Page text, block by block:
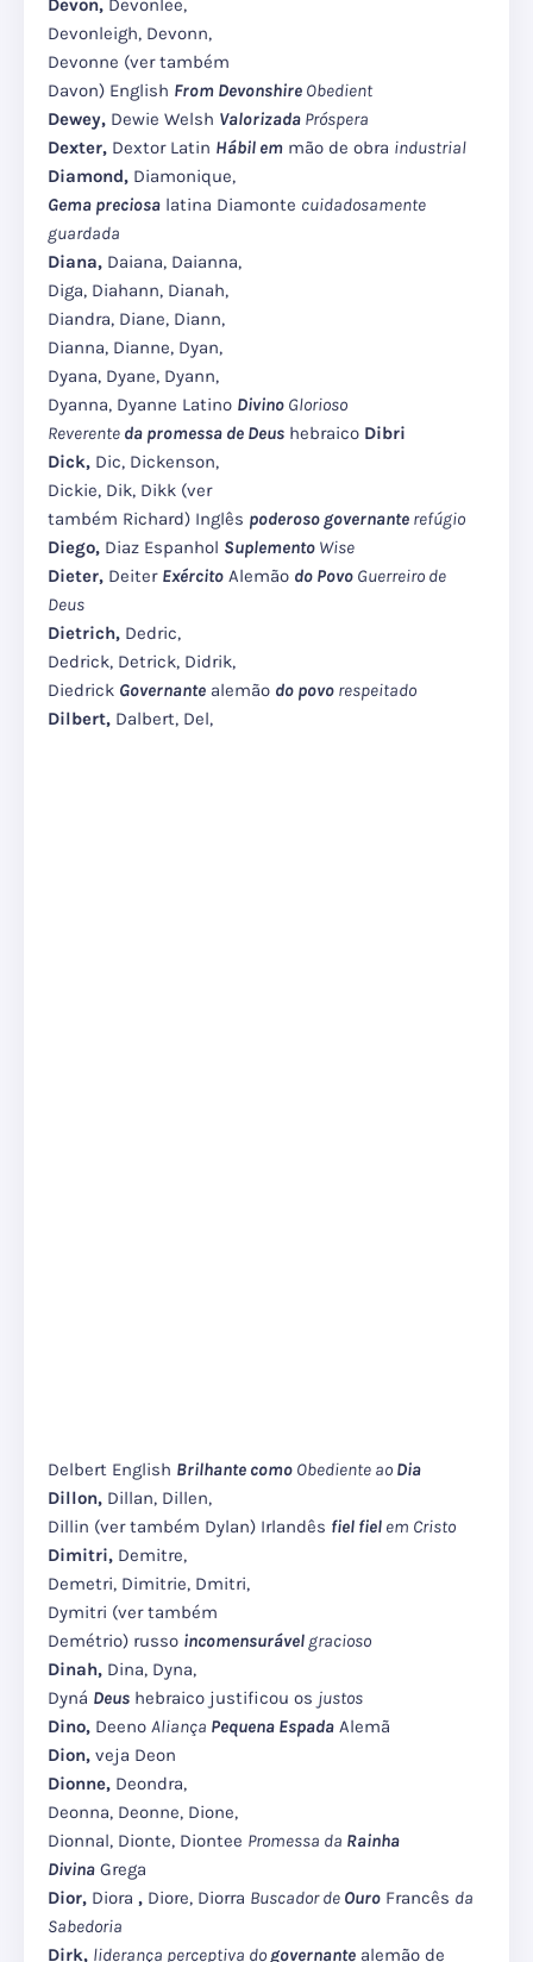
Devon, Devonlee,
Devonleigh, Devonn,
Devonne (ver também
Davon) English From Devonshire Obedient
Dewey, Dewie Welsh Valorizada Próspera
Dexter, Dextor Latin Hábil em mão de obra industrial
Diamond, Diamonique,
Gema preciosa latina Diamonte cuidadosamente
guardada
Diana, Daiana, Daianna,
Diga, Diahann, Dianah,
Diandra, Diane, Diann,
Dianna, Dianne, Dyan,
Dyana, Dyane, Dyann,
Dyanna, Dyanne Latino Divino Glorioso
Reverente da promessa de Deus hebraico Dibri
Dick, Dic, Dickenson,
Dickie, Dik, Dikk (ver
também Richard) Inglês poderoso governante refúgio
Diego, Diaz Espanhol Suplemento Wise
Dieter, Deiter Exército Alemão do Povo Guerreiro de
Deus
Dietrich, Dedric,
Dedrick, Detrick, Didrik,
Diedrick Governante alemão do povo respeitado
Dilbert, Dalbert, Del,
Delbert English Brilhante como Obediente ao Dia
Dillon, Dillan, Dillen,
Dillin (ver também Dylan) Irlandês fiel fiel em Cristo
Dimitri, Demitre,
Demetri, Dimitrie, Dmitri,
Dymitri (ver também
Demétrio) russo incomensurável gracioso
Dinah, Dina, Dyna,
Dyná Deus hebraico justificou os justos
Dino, Deeno Aliança Pequena Espada Alemã
Dion, veja Deon
Dionne, Deondra,
Deonna, Deonne, Dione,
Dionnal, Dionte, Diontee Promessa da Rainha
Divina Grega
Dior, Diora , Diore, Diorra Buscador de Ouro Francês da
Sabedoria
Dirk, liderança perceptiva do governante alemão de